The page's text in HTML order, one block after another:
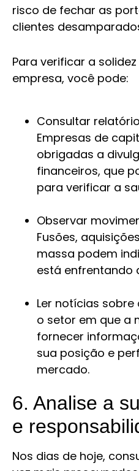
risco de fechar as
clientes
Para verificar a
empresa, você pode:
Consultar
Empresas de
obrigadas a
financeiros, que
para verificar a
Observar
Fusões,
massa podem
está enfrentando
Ler notícias
o setor em que a
fornecer
sua posição e
mercado.
6. Analise a
e
Nos dias de hoje,